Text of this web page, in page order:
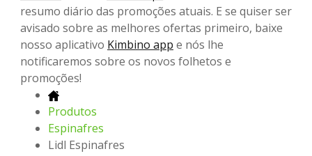
resumo diário das promoções atuais. E se quiser ser
avisado sobre as melhores ofertas primeiro, baixe
nosso aplicativo Kimbino app e nós lhe
notificaremos sobre os novos folhetos e
promoções!
Produtos
Espinafres
Lidl Espinafres